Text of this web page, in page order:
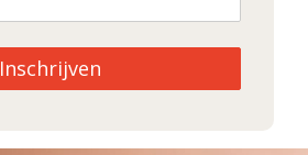
Inschrijven